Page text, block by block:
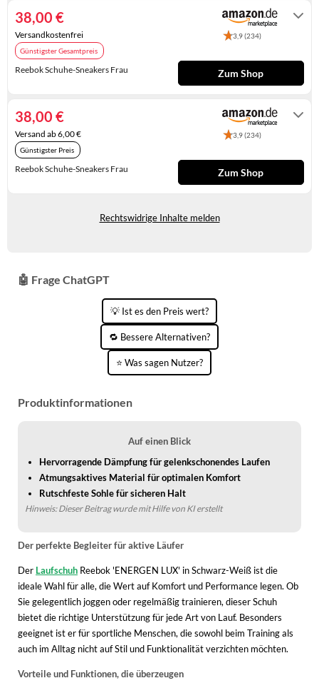
KINDERSCHUHE
LAUFSCHUHE
OUTDOOR-SCHUHE
SANDALEN
TREKKINGSANDALEN
WINTERSCHUHE
STRANDTASCHEN
TASCHEN-ZUBEHÖR
Reebok Schuhe-Sneakers Frau
3,9 (234)
Günstigster Gesamtpreis
38,00 €
Versandkostenfrei
Zum Shop
Reebok Schuhe-Sneakers Frau
3,9 (234)
Günstigster Preis
38,00 €
Versand ab 6,00 €
Zum Shop
Rechtswidrige Inhalte melden
🤖 Frage ChatGPT
💡 Ist es den Preis wert?
🔁 Bessere Alternativen?
⭐ Was sagen Nutzer?
Produktinformationen
Auf einen Blick
Hervorragende Dämpfung für gelenkschonendes Laufen
Atmungsaktives Material für optimalen Komfort
Rutschfeste Sohle für sicheren Halt
Hinweis: Dieser Beitrag wurde mit Hilfe von KI erstellt
Der perfekte Begleiter für aktive Läufer
Der Laufschuh Reebok 'ENERGEN LUX' in Schwarz-Weiß ist die
ideale Wahl für alle, die Wert auf Komfort und Performance legen. Ob
Sie gelegentlich joggen oder regelmäßig trainieren, dieser Schuh
bietet die richtige Unterstützung für jede Art von Lauf. Besonders
geeignet ist er für sportliche Menschen, die sowohl beim Training als
auch im Alltag nicht auf Stil und Funktionalität verzichten möchten.
Vorteile und Funktionen, die überzeugen